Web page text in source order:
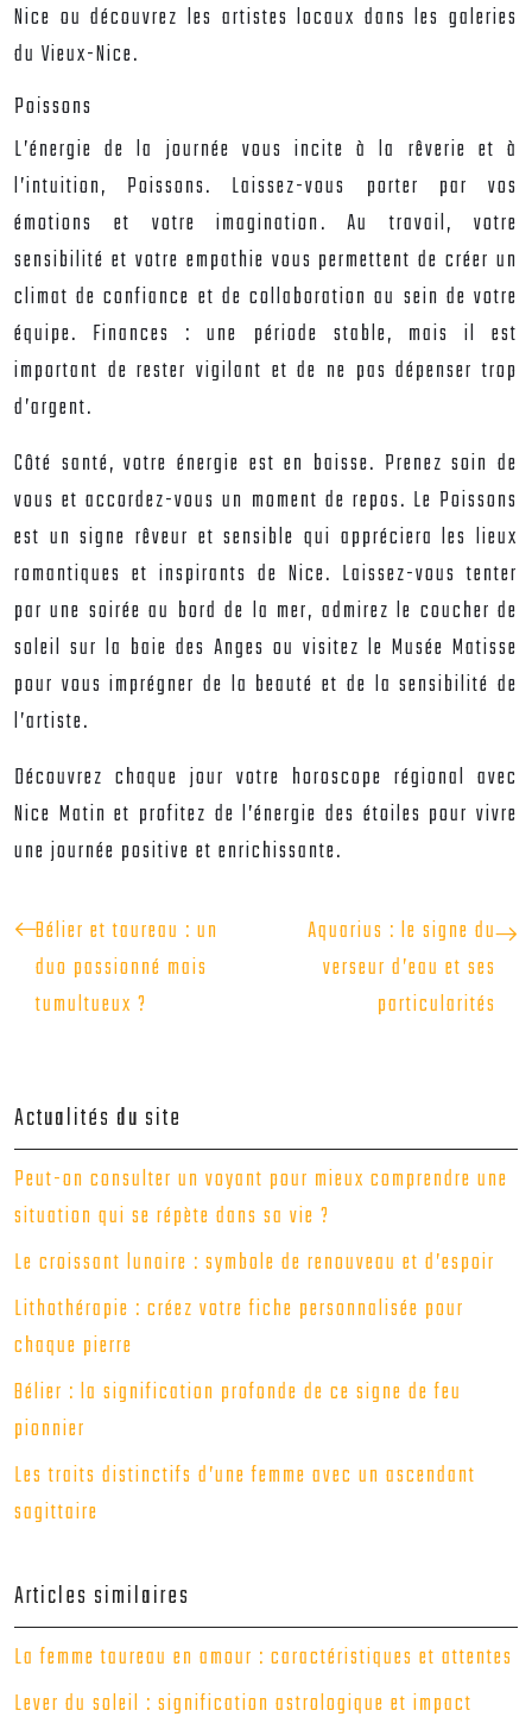
Nice ou découvrez les artistes locaux dans les galeries
du Vieux-Nice.
Poissons
L’énergie de la journée vous incite à la rêverie et à
l’intuition, Poissons. Laissez-vous porter par vos
émotions et votre imagination. Au travail, votre
sensibilité et votre empathie vous permettent de créer un
climat de confiance et de collaboration au sein de votre
équipe. Finances : une période stable, mais il est
important de rester vigilant et de ne pas dépenser trop
d’argent.
Côté santé, votre énergie est en baisse. Prenez soin de
vous et accordez-vous un moment de repos. Le Poissons
est un signe rêveur et sensible qui appréciera les lieux
romantiques et inspirants de Nice. Laissez-vous tenter
par une soirée au bord de la mer, admirez le coucher de
soleil sur la baie des Anges ou visitez le Musée Matisse
pour vous imprégner de la beauté et de la sensibilité de
l’artiste.
Découvrez chaque jour votre horoscope régional avec
Nice Matin et profitez de l’énergie des étoiles pour vivre
une journée positive et enrichissante.
Bélier et taureau : un
duo passionné mais
tumultueux ?
Aquarius : le signe du
verseur d’eau et ses
particularités
Actualités du site
Peut-on consulter un voyant pour mieux comprendre une
situation qui se répète dans sa vie ?
Le croissant lunaire : symbole de renouveau et d’espoir
Lithothérapie : créez votre fiche personnalisée pour
chaque pierre
Bélier : la signification profonde de ce signe de feu
pionnier
Les traits distinctifs d’une femme avec un ascendant
sagittaire
Articles similaires
La femme taureau en amour : caractéristiques et attentes
Lever du soleil : signification astrologique et impact